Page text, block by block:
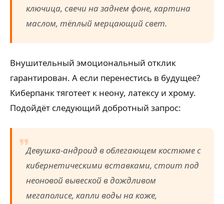
ключица, свечи на заднем фоне, картина
маслом, тёплый мерцающий свет.
Внушительный эмоциональный отклик
гарантирован. А если перенестись в будущее?
Киберпанк тяготеет к неону, латексу и хрому.
Подойдёт следующий добротный запрос:
Девушка-андроид в облегающем костюме с
кибернетическими вставками, стоит под
неоновой вывеской в дождливом
мегаполисе, капли воды на коже,